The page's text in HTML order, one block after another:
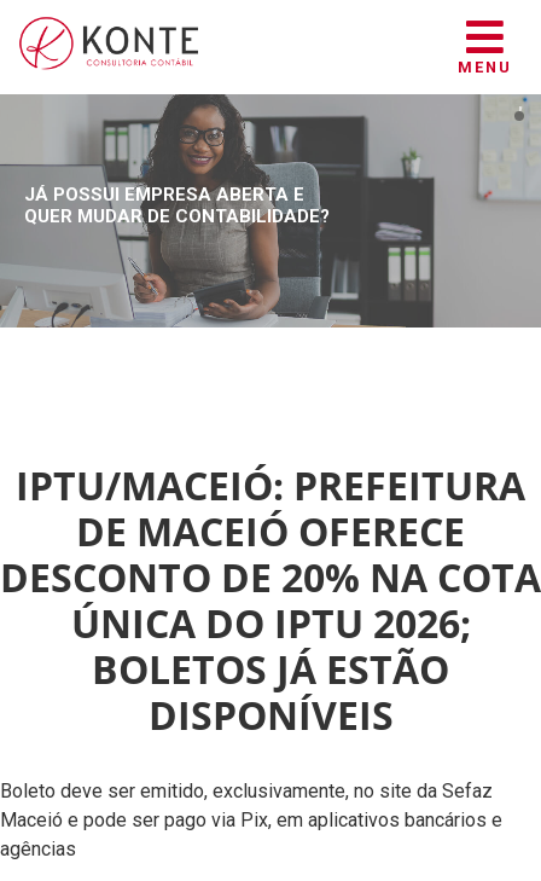
MENU
JÁ POSSUI EMPRESA ABERTA E
QUER MUDAR DE CONTABILIDADE?
IPTU/MACEIÓ: PREFEITURA
DE MACEIÓ OFERECE
DESCONTO DE 20% NA COTA
ÚNICA DO IPTU 2026;
BOLETOS JÁ ESTÃO
DISPONÍVEIS
Boleto deve ser emitido, exclusivamente, no site da Sefaz
Maceió e pode ser pago via Pix, em aplicativos bancários e
agências